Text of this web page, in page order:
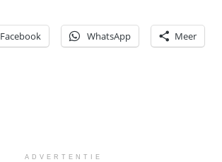
Facebook WhatsApp Meer
ADVERTENTIE